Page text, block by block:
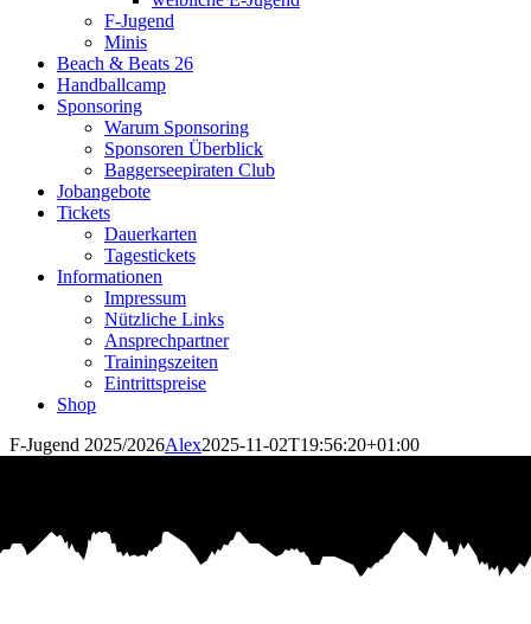
F-Jugend
Minis
Beach & Beats 26
Handballcamp
Sponsoring
Warum Sponsoring
Sponsoren Überblick
Baggerseepiraten Club
Jobangebote
Tickets
Dauerkarten
Tagestickets
Informationen
Impressum
Nützliche Links
Ansprechpartner
Trainingszeiten
Eintrittspreise
Shop
F-Jugend 2025/2026Alex2025-11-02T19:56:20+01:00